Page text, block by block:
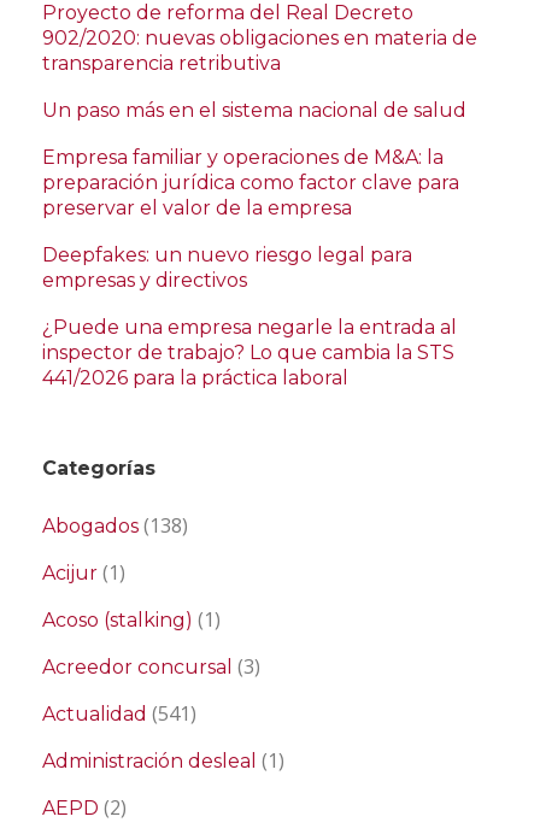
Proyecto de reforma del Real Decreto
902/2020: nuevas obligaciones en materia de
transparencia retributiva
Un paso más en el sistema nacional de salud
Empresa familiar y operaciones de M&A: la
preparación jurídica como factor clave para
preservar el valor de la empresa
Deepfakes: un nuevo riesgo legal para
empresas y directivos
¿Puede una empresa negarle la entrada al
inspector de trabajo? Lo que cambia la STS
441/2026 para la práctica laboral
Categorías
Abogados (138)
Acijur (1)
Acoso (stalking) (1)
Acreedor concursal (3)
Actualidad (541)
Administración desleal (1)
AEPD (2)